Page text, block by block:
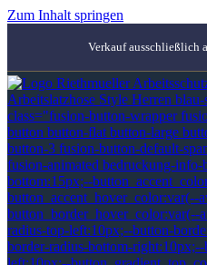
Zum Inhalt springen
Verkauf ausschließlich